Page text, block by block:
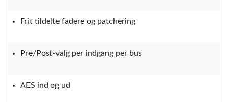
Frit tildelte fadere og patchering
Pre/Post-valg per indgang per bus
AES ind og ud